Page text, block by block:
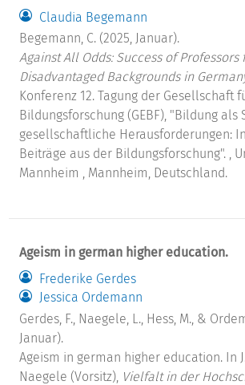
Claudia Begemann
Begemann, C. (2025, Januar).
Against All Odds: Success of Professors
Disadvantaged Backgrounds in
Konferenz 12. Tagung der Gesellschaft
Bildungsforschung (GEBF), "Bildung als
gesellschaftliche Herausforderungen:
Beiträge aus der Bildungsforschung". ,
Mannheim , Mannheim, Deutschland.
Ageism in german higher education.
Frederike Gerdes
Jessica Ordemann
Gerdes, F., Naegele, L., Hess, M., &
Januar).
Ageism in german higher education. In
Naegele (Vorsitz), Vielfalt in der